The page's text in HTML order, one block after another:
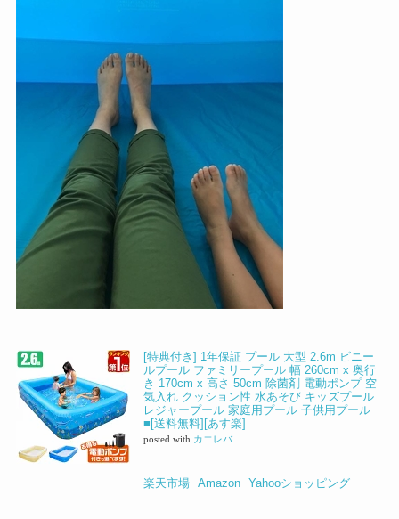
[特典付き] 1年保証 プール 大型 2.6m ビニー
ルプール ファミリープール 幅 260cm x 奥行
き 170cm x 高さ 50cm 除菌剤 電動ポンプ 空
気入れ クッション性 水あそび キッズプール
レジャープール 家庭用プール 子供用プール
■[送料無料][あす楽]
posted with カエレバ
楽天市場 Amazon Yahooショッピング